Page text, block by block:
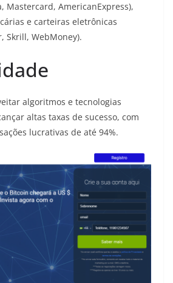
Mastercard, AmericanExpress),
e carteiras eletrônicas
Skrill, WebMoney).
algoritmos e tecnologias
altas taxas de sucesso, com
lucrativas de até 94%.